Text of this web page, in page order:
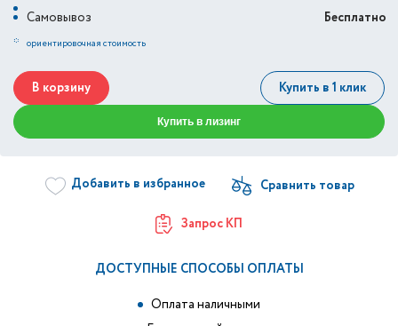
Самовывоз
Бесплатно
* ориентировочная стоимость
В корзину Купить в 1 клик
Купить в лизинг
Добавить в избранное
Запрос КП
ДОСТУПНЫЕ СПОСОБЫ ОПЛАТЫ
Оплата наличными